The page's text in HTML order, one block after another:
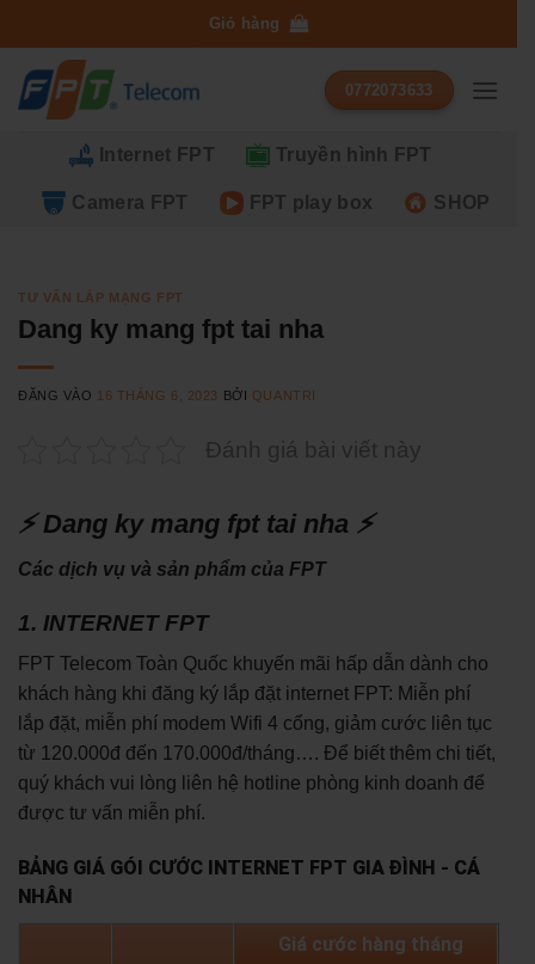
qua
dung
Giỏ hàng
0772073633
Internet FPT Truyền hình FPT
Camera FPT FPT play box SHOP
TƯ VẤN LẮP MẠNG FPT
Dang ky mang fpt tai nha
ĐĂNG VÀO 16 THÁNG 6, 2023 BỞI QUANTRI
Đánh giá bài viết này
⚡ Dang ky mang fpt tai nha ⚡
Các dịch vụ và sản phẩm của FPT
1. INTERNET FPT
FPT Telecom Toàn Quốc khuyến mãi hấp dẫn dành cho
khách hàng khi đăng ký lắp đặt internet FPT: Miễn phí
lắp đặt, miễn phí modem Wifi 4 cổng, giảm cước liên tục
từ 120.000đ đến 170.000đ/tháng…. Để biết thêm chi tiết,
quý khách vui lòng liên hệ hotline phòng kinh doanh để
được tư vấn miễn phí.
BẢNG GIÁ GÓI CƯỚC INTERNET FPT GIA ĐÌNH - CÁ
NHÂN
Giá cước hàng tháng